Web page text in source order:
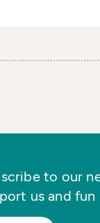
to our
us and